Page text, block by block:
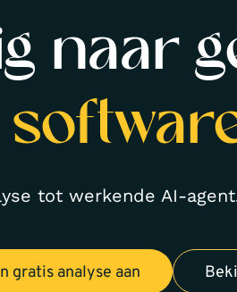
naar
tot werkende AI-
gratis analyse aan